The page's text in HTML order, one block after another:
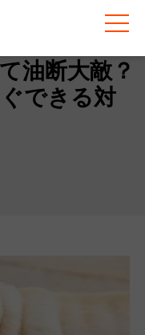
症状 犬の花粉症は秋
油断大敵？
できる対